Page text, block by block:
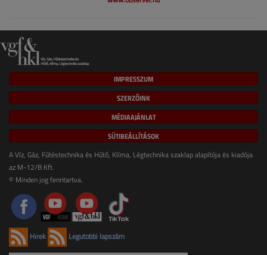
IMPRESSZUM
SZERZŐINK
MÉDIAAJÁNLAT
SÜTIBEÁLLÍTÁSOK
A Víz, Gáz, Fűtéstechnika és Hűtő, Klíma, Légtechnika szaklap alapítója és kiadója
az M-12/B Kft.
© Minden jog fenntartva.
Hírek Legutóbbi lapszám